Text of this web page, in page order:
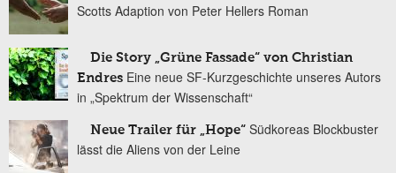
Scotts Adaption von Peter Hellers Roman
Die Story „Grüne Fassade“ von Christian
Endres Eine neue SF-Kurzgeschichte unseres Autors
in „Spektrum der Wissenschaft“
Neue Trailer für „Hope“ Südkoreas Blockbuster
lässt die Aliens von der Leine